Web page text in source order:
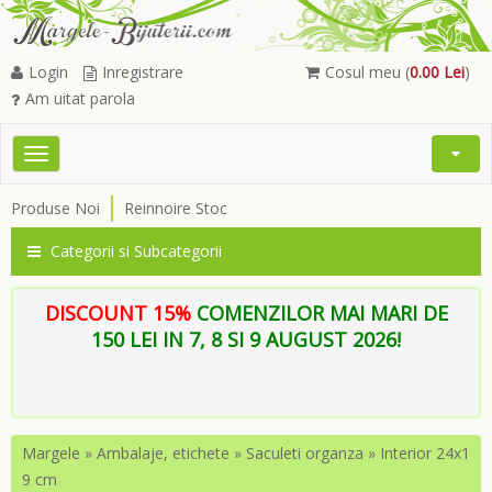
Cosul meu (0.00 Lei)
Login
Inregistrare
Am uitat parola
Toggle
Open
Produse Noi Reinnoire Stoc
Categorii si Subcategorii
DISCOUNT 15% COMENZILOR MAI MARI DE
150 LEI IN 7, 8 SI 9 AUGUST 2026!
Margele » Ambalaje, etichete » Saculeti organza » Interior 24x1
9 cm